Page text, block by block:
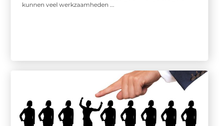
kunnen veel werkzaamheden ...